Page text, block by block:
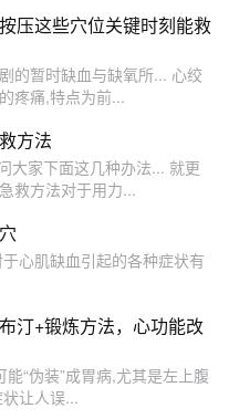
压这些穴位关键时刻能救
的暂时缺血与缺氧所... 心绞
疼痛,特点为前...
方法
大家下面这几种办法... 就更
救方法对于用力...
心肌缺血引起的各种症状有
汀+锻炼方法，心功能改
“伪装”成胃病,尤其是左上腹
让人误...